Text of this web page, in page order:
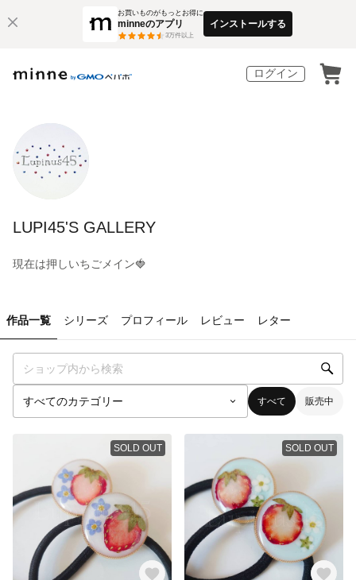
お買いものがもっとお得に
minneのアプリ
3万件以上
インストールする
ログイン
LUPI45'S GALLERY
現在は押しいちごメイン🍓
作品一覧 シリーズ プロフィール レビュー レター
すべて 販売中
SOLD OUT SOLD OUT